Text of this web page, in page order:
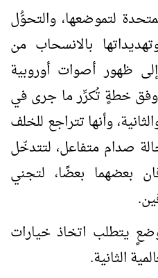
لتموضعها، والتحوُّل
بالانسحاب من
ظهور أصوات أوروبية
وفق خطةٍ تُكرِّر ما جرى في
وأنها تتراجع للخلف
صدام متفاعل، لتتدخّل
بعضهما بعضًا، لتجني
يتطلب اتخاذ خيارات
الثانية.